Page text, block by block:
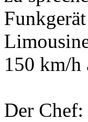
150 km/h
Der